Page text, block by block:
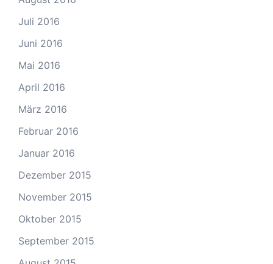
Juli 2016
Juni 2016
Mai 2016
April 2016
März 2016
Februar 2016
Januar 2016
Dezember 2015
November 2015
Oktober 2015
September 2015